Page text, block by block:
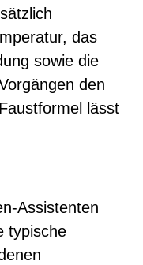
das
sowie die
den
lässt
Assistenten
typische